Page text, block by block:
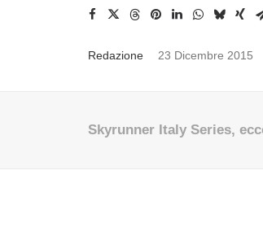
Redazione 23 Dicembre 2015
Skyrunner Italy Series,